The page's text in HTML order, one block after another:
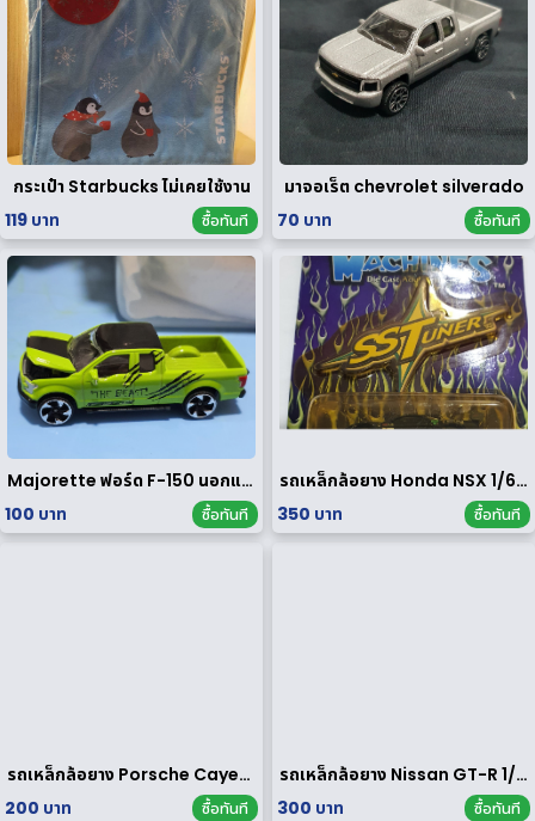
กระเป๋า Starbucks ไม่เคยใช้งาน
119 บาท
ซื้อทันที
มาจอเร็ต chevrolet silverado
70 บาท
ซื้อทันที
Majorette ฟอร์ด F-150 นอกแพค
100 บาท
ซื้อทันที
รถเหล็กล้อยาง Honda NSX 1/64 ของ rare
350 บาท
ซื้อทันที
รถเหล็กล้อยาง Porsche Cayenne Turbo 1/64
200 บาท
ซื้อทันที
รถเหล็กล้อยาง Nissan GT-R 1/64
300 บาท
ซื้อทันที